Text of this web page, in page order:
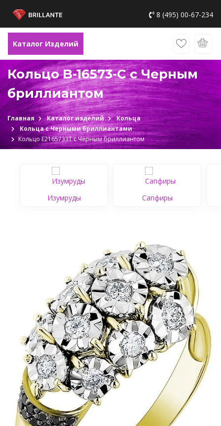
8 (495) 00-67-234
Каталог Изделий
Кольцо B-16573-C с Черным
бриллиантом
Главная Каталог изделий
Кольца
Кольца с Черными бриллиантами
Кольцо Е2165733Т с Черным бриллиантом
Изумруды Сапфиры